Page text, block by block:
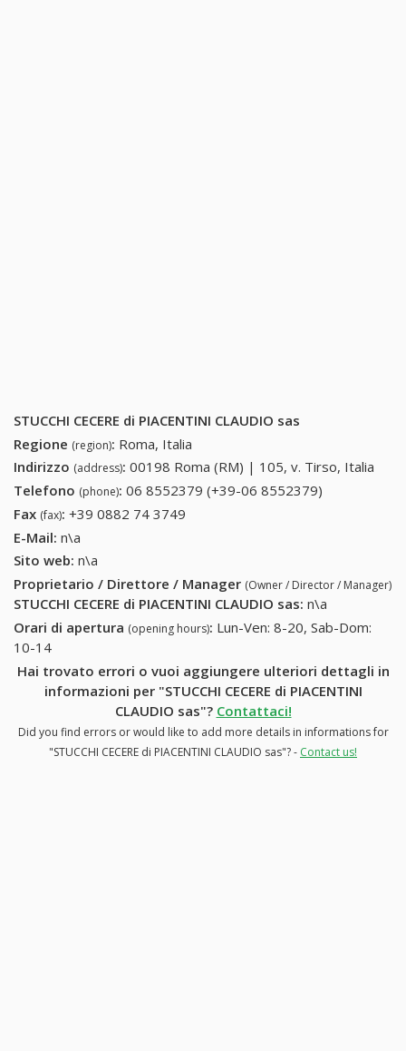
STUCCHI CECERE di PIACENTINI CLAUDIO sas
Regione (region): Roma, Italia
Indirizzo (address): 00198 Roma (RM) | 105, v. Tirso, Italia
Telefono (phone): 06 8552379 (+39-06 8552379)
Fax (fax): +39 0882 74 3749
E-Mail: n\a
Sito web: n\a
Proprietario / Direttore / Manager (Owner / Director / Manager)
STUCCHI CECERE di PIACENTINI CLAUDIO sas: n\a
Orari di apertura (opening hours): Lun-Ven: 8-20, Sab-Dom:
10-14
Hai trovato errori o vuoi aggiungere ulteriori dettagli in
informazioni per "STUCCHI CECERE di PIACENTINI
CLAUDIO sas"? Contattaci!
Did you find errors or would like to add more details in informations for
"STUCCHI CECERE di PIACENTINI CLAUDIO sas"? - Contact us!